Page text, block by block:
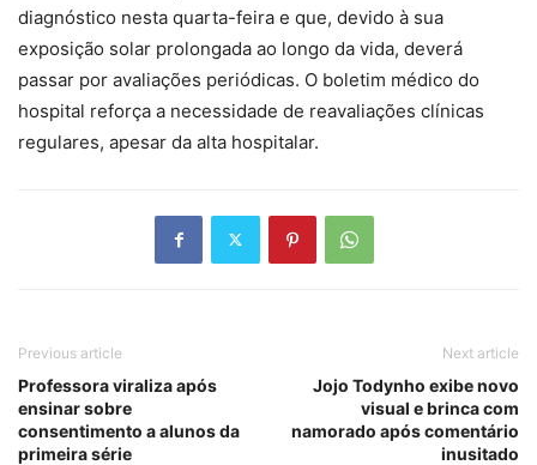
diagnóstico nesta quarta-feira e que, devido à sua
exposição solar prolongada ao longo da vida, deverá
passar por avaliações periódicas. O boletim médico do
hospital reforça a necessidade de reavaliações clínicas
regulares, apesar da alta hospitalar.
Previous article
Professora viraliza após
ensinar sobre
consentimento a alunos da
primeira série
Next article
Jojo Todynho exibe novo
visual e brinca com
namorado após comentário
inusitado